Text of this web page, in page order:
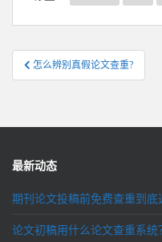
文
章
航
怎么辨别真假论文查重?
最新动态
期刊论文投稿前免费查重到底
论文初稿用什么论文查重系统